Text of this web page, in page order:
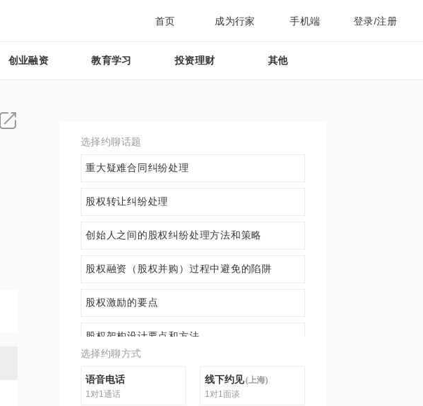
首页 成为行家 手机端 登录/注册
创业融资 教育学习 投资理财 其他
选择约聊话题
重大疑难合同纠纷处理
股权转让纠纷处理
创始人之间的股权纠纷处理方法和策略
股权融资（股权并购）过程中避免的陷阱
股权激励的要点
股权架构设计要点和方法
选择约聊方式
语音电话
1对1通话
线下约见(上海)
1对1面谈